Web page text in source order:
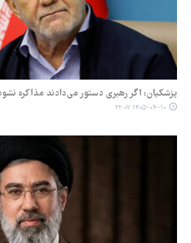
پزشکیان: اگر رهبری دستور می‌دادند مذاکره
۱۴۰۵-۰۴-۱۰ ۲۲:۰۷